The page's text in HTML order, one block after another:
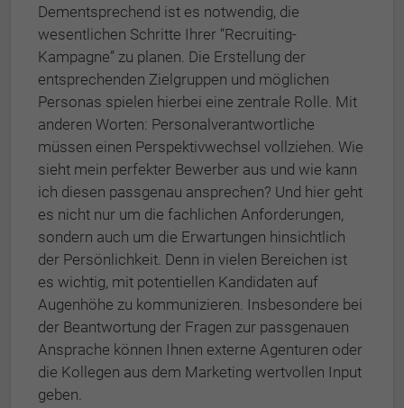
Dementsprechend ist es notwendig, die
wesentlichen Schritte Ihrer “Recruiting-
Kampagne” zu planen. Die Erstellung der
entsprechenden Zielgruppen und möglichen
Personas spielen hierbei eine zentrale Rolle. Mit
anderen Worten: Personalverantwortliche
müssen einen Perspektivwechsel vollziehen. Wie
sieht mein perfekter Bewerber aus und wie kann
ich diesen passgenau ansprechen? Und hier geht
es nicht nur um die fachlichen Anforderungen,
sondern auch um die Erwartungen hinsichtlich
der Persönlichkeit. Denn in vielen Bereichen ist
es wichtig, mit potentiellen Kandidaten auf
Augenhöhe zu kommunizieren. Insbesondere bei
der Beantwortung der Fragen zur passgenauen
Ansprache können Ihnen externe Agenturen oder
die Kollegen aus dem Marketing wertvollen Input
geben.